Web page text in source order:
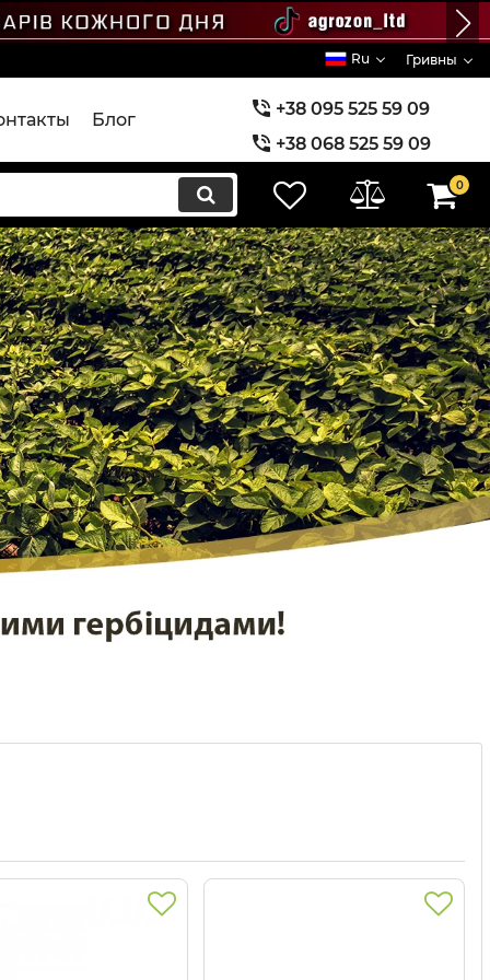
Ru Гривны
Блог
+38 095 525 59 09
+38 068 525 59 09
+38 073 525 59 09
0